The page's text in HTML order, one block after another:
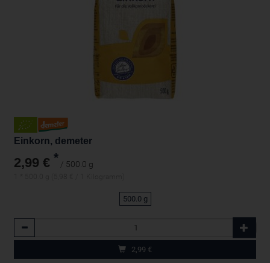
Einkorn, demeter
2,99 € * / 500.0 g
500.0 g
2,99 €